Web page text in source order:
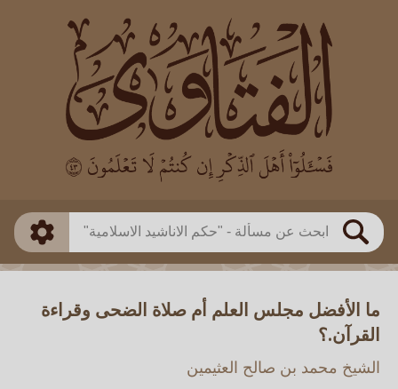
بحث
العالم
بن باز
بن العثيمين
اللجنة الدائمة
طريقة البحث
ذكي
ما الأفضل مجلس العلم أم صلاة الضحى وقراءة
القرآن.؟
الشيخ محمد بن صالح العثيمين